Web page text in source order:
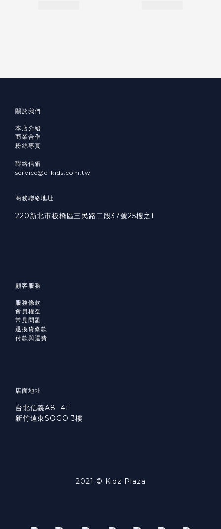
關於我們
本店介紹
商業合作
粉絲專頁
聯絡信箱
service@e-kids.com.tw
商務聯絡地址
220新北市板橋區三民路二段37號25樓之1
顧客服務
服務條款
會員權益
常見問題
退換貨條款
付款與運費
店面地址
台北信義A8 4F
新竹遠東SOGO 3樓
2021 © Kidz Plaza